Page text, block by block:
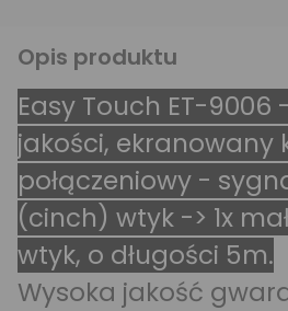
Opis produktu
Easy Touch ET-9006
jakości, ekranowany
połączeniowy -
(cinch) wtyk -> 1x
wtyk, o długości 5m.
Wysoka jakość